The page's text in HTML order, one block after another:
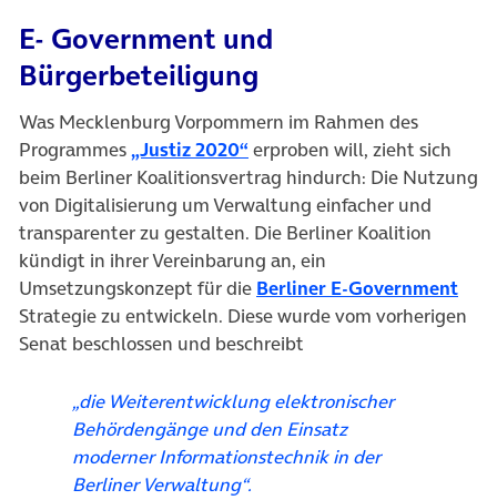
E- Government und
Bürgerbeteiligung
Was Mecklenburg Vorpommern im Rahmen des
Programmes„Justiz 2020“ (öffnet in neuem Tab)
erproben will, zieht sich
beim Berliner Koalitionsvertrag hindurch: Die Nutzung
von Digitalisierung um Verwaltung einfacher und
transparenter zu gestalten. Die Berliner Koalition
kündigt in ihrer Vereinbarung an, ein
Umsetzungskonzept für die Berliner E-Government
Strategie zu entwickeln. Diese wurde vom vorherigen
Senat beschlossen und beschreibt
„die Weiterentwicklung elektronischer
Behördengänge und den Einsatz
moderner Informationstechnik in der
Berliner Verwaltung“.